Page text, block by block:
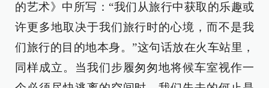
的艺术》中所写：“我们从旅行中获取的乐趣或
许更多地取决于我们旅行时的心境，而不是我
们旅行的目的地本身。”这句话放在火车站里，
同样成立。当我们步履匆匆地将候车室视作一